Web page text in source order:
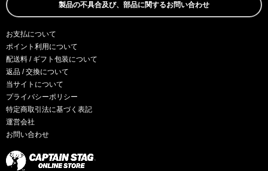
製品の不具合及び、部品に関するお問い合わせ
お支払について
ポイント利用について
配送料 / ギフト包装について
返品 / 交換について
当サイトについて
プライバシーポリシー
特定商取引法に基づく表記
運営会社
お問い合わせ